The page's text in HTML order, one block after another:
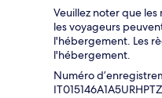
Veuillez noter que
les voyageurs
l'hébergement. Les
l'hébergement.
Numéro
IT015146A1A5URHPTZ